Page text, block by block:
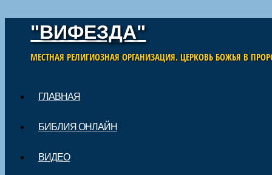
"ВИФЕЗДА"
МЕСТНАЯ РЕЛИГИОЗНАЯ ОРГАНИЗАЦИЯ. ЦЕРКОВЬ БОЖЬЯ В
Main menu
ГЛАВНАЯ
БИБЛИЯ ОНЛАЙН
ВИДЕО